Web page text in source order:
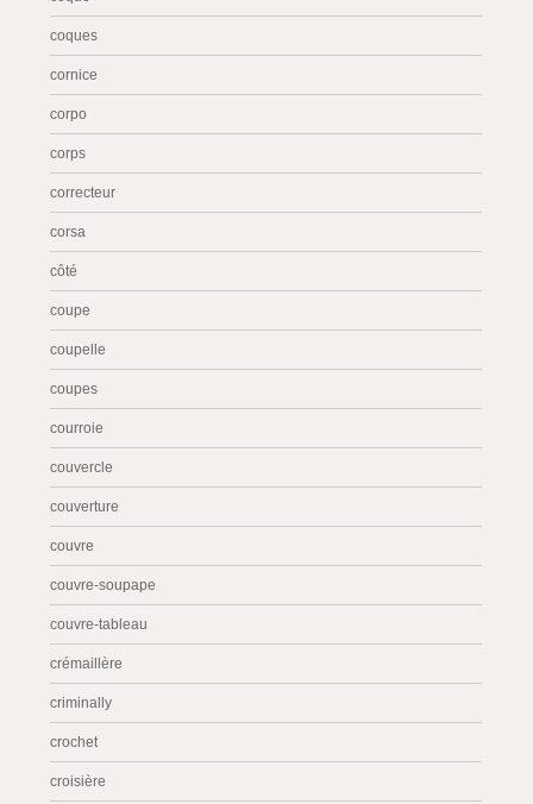
coques
cornice
corpo
corps
correcteur
corsa
côté
coupe
coupelle
coupes
courroie
couvercle
couverture
couvre
couvre-soupape
couvre-tableau
crémaillère
criminally
crochet
croisière